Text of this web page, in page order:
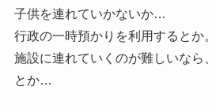
子供を連れていかないか…
行政の一時預かりを利用するとか。
施設に連れていくのが難しいなら
とか…